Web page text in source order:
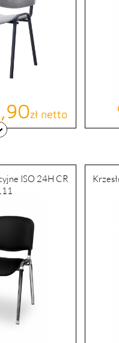
,90zł netto
ISO 24H CR